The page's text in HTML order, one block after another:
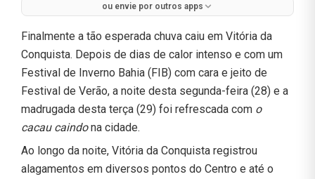
ou envie por outros apps
Finalmente a tão esperada chuva caiu em Vitória da
Conquista. Depois de dias de calor intenso e com um
Festival de Inverno Bahia (FIB) com cara e jeito de
Festival de Verão, a noite desta segunda-feira (28) e a
madrugada desta terça (29) foi refrescada com o
cacau caindona cidade.
Ao longo da noite, Vitória da Conquista registrou
alagamentos em diversos pontos do Centro e até o